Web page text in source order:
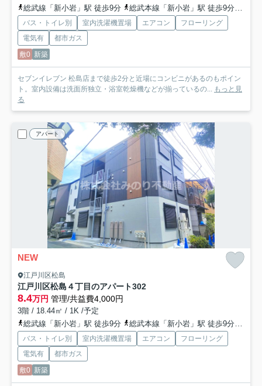
総武線「新小岩」駅 徒歩9分
総武本線「新小岩」駅 徒歩9分
バス・トイレ別 室内洗濯機置場 エアコン
フローリング
電気有
都市ガス
敷0 新築
セブンイレブン 松島店まで徒歩2分と近場にコンビニがあるのもポイン
ト。室内設備は洗面所独立・浴室乾燥機などが揃っているの...
もっと見
る
アパート
NEW
江戸川区松島
江戸川区松島４丁目のアパート302
8.4万円 管理/共益費4,000円
3階 / 18.44㎡ / 1K /予定
総武線「新小岩」駅 徒歩9分
総武本線「新小岩」駅 徒歩9分
バス・トイレ別 室内洗濯機置場 エアコン
フローリング
電気有
都市ガス
敷0 新築